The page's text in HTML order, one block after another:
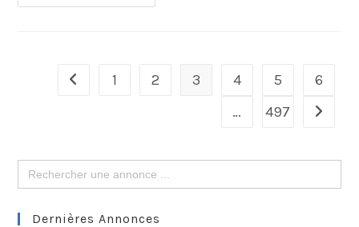
1 2 3 4 5
6
…
497
Search
for:
Dernières Annonces